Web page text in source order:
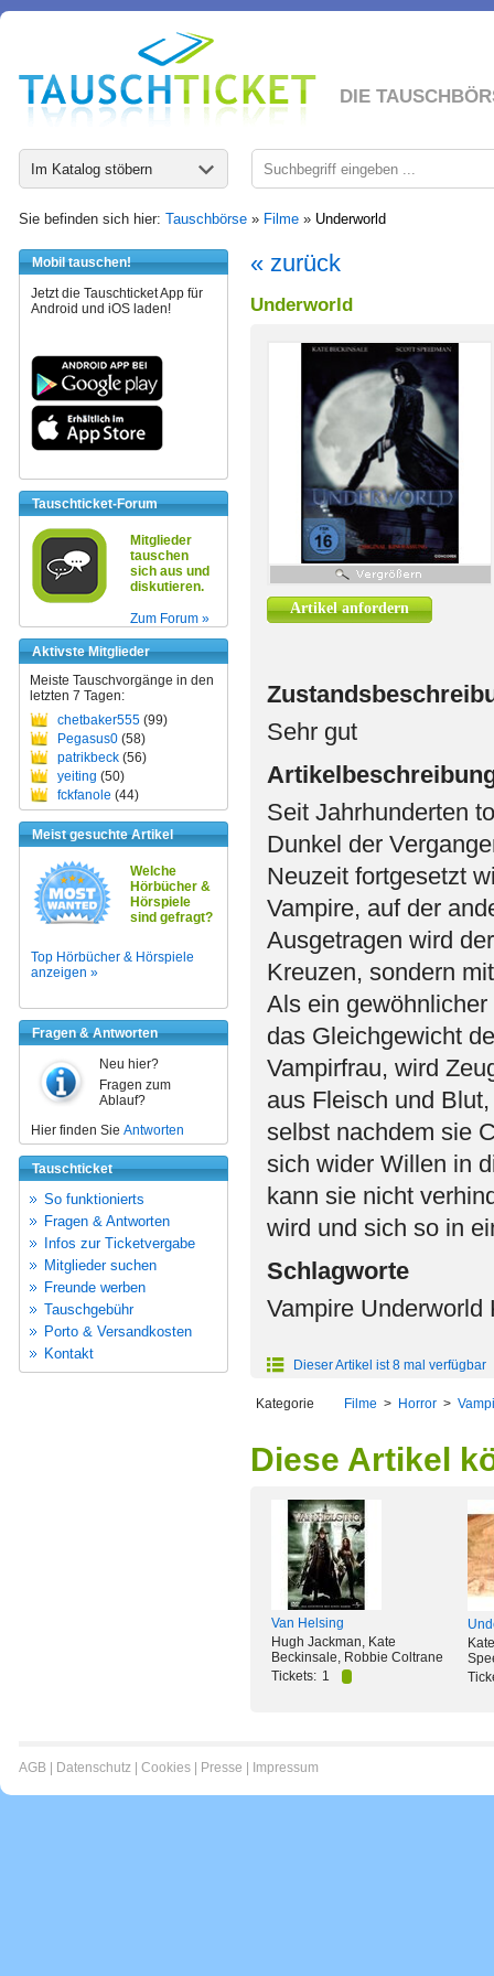
DIE
Im Katalog stöbern
Sie befinden sich hier: Tauschbörse » Filme » Underworld
Mobil tauschen!
Jetzt die Tauschticket App für
Android und iOS laden!
Tauschticket-Forum
Mitglieder
tauschen
sich aus und
diskutieren.
Zum Forum »
Aktivste Mitglieder
Meiste Tauschvorgänge in den
letzten 7 Tagen:
chetbaker555 (99)
Pegasus0 (58)
patrikbeck (56)
yeiting (50)
fckfanole (44)
Meist gesuchte Artikel
Welche
Hörbücher &
Hörspiele
sind gefragt?
Top Hörbücher & Hörspiele
anzeigen »
Fragen & Antworten
Neu hier?
Fragen zum
Ablauf?
Hier finden Sie Antworten
Tauschticket
So funktionierts
Fragen & Antworten
Infos zur Ticketvergabe
Mitglieder suchen
Freunde werben
Tauschgebühr
Porto & Versandkosten
Kontakt
« zurück
Underworld
Artikel anfordern
Sehr gut
Seit Jahrhunderten
Dunkel der
Neuzeit fortgesetzt
Vampire, auf der
Ausgetragen wird
Kreuzen, sondern
Als ein
das Gleichgewicht
Vampirfrau, wird
aus Fleisch und
selbst nachdem sie
sich wider Willen in
kann sie nicht
wird und sich so in
Schlagworte
Vampire Underworld
Dieser Artikel ist 8 mal verfügbar
Kategorie Filme > Horror >
Diese Artikel
Van Helsing
Hugh Jackman, Kate
Beckinsale, Robbie Coltrane
Tickets: 1
AGB Datenschutz Cookies Presse Impressum